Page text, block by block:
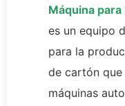
Máquina
es un equipo
para la
de cartón que
máquinas